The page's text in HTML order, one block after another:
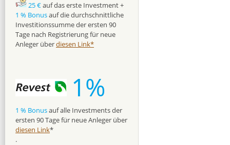
25 €auf das erste Investment +
1 % Bonusauf die durchschnittliche
Investitionssumme der ersten 90
Tage nach Registrierung für neue
Anleger überdiesen Link*
1%
1 % Bonusauf alle Investments der
ersten 90 Tage für neue Anleger über
diesen Link*
.